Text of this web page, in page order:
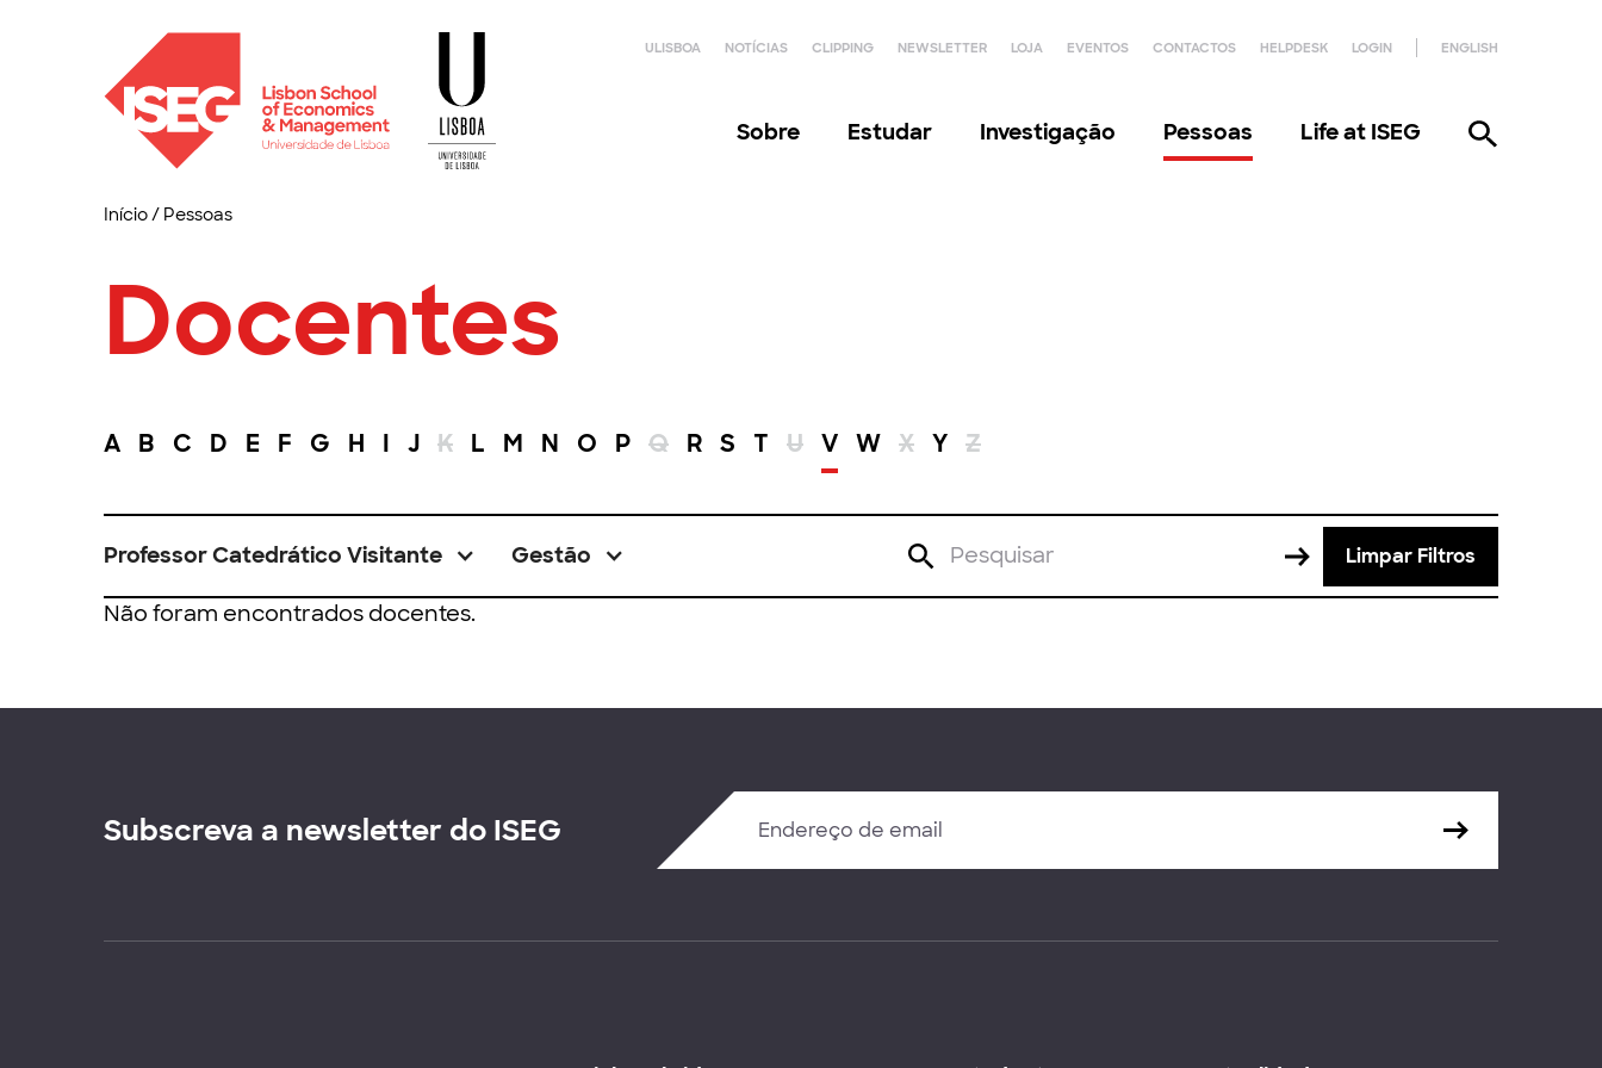
ULISBOA NOTÍCIAS CLIPPING NEWSLETTER LOJA EVENTOS CONTACTOS HELPDESK LOGIN ENGLISH
Sobre Estudar Investigação Pessoas Life at ISEG
Início/ Pessoas
Docentes
A B C D E F G H I J K L M N O P Q R S T U V W X Y Z
Professor Catedrático Visitante Gestão Limpar Filtros
Não foram encontrados docentes.
Subscreva a newsletter do ISEG